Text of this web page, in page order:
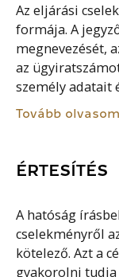
Az eljárási
formája. A
megnevezését,
az
személy adatait
Tovább olvasom
ÉRTESÍTÉS
A hatóság
cselekményről
kötelező. Azt a
gyakorolni tudja